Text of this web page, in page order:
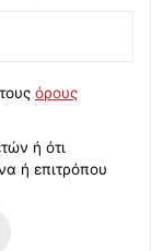
όρους
ή ότι
ή επιτρόπου